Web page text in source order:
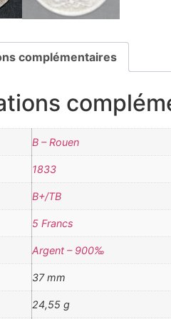
complémentaires
B – Rouen
1833
B+/TB
5 Francs
Argent – 900‰
37 mm
24,55 g